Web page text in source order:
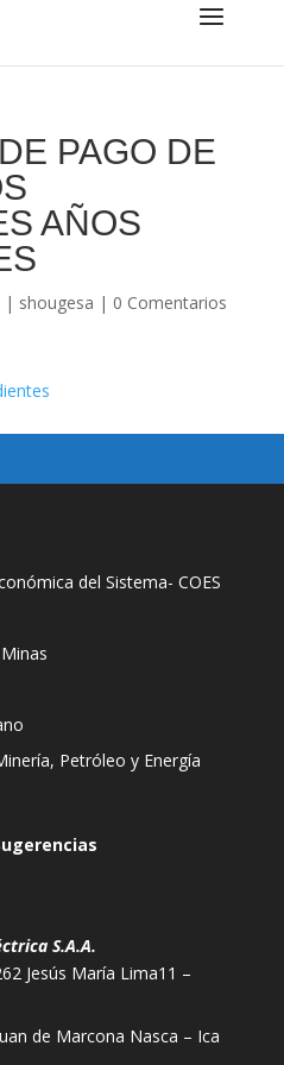
PAGO DE
AÑOS
| shougesa | 0 Comentarios
del Sistema- COES
Petróleo y Energía
S.A.A.
Jesús María Lima11 –
de Marcona Nasca – Ica